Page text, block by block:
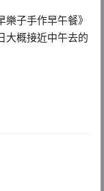
子手作早午餐》
大概接近中午去的